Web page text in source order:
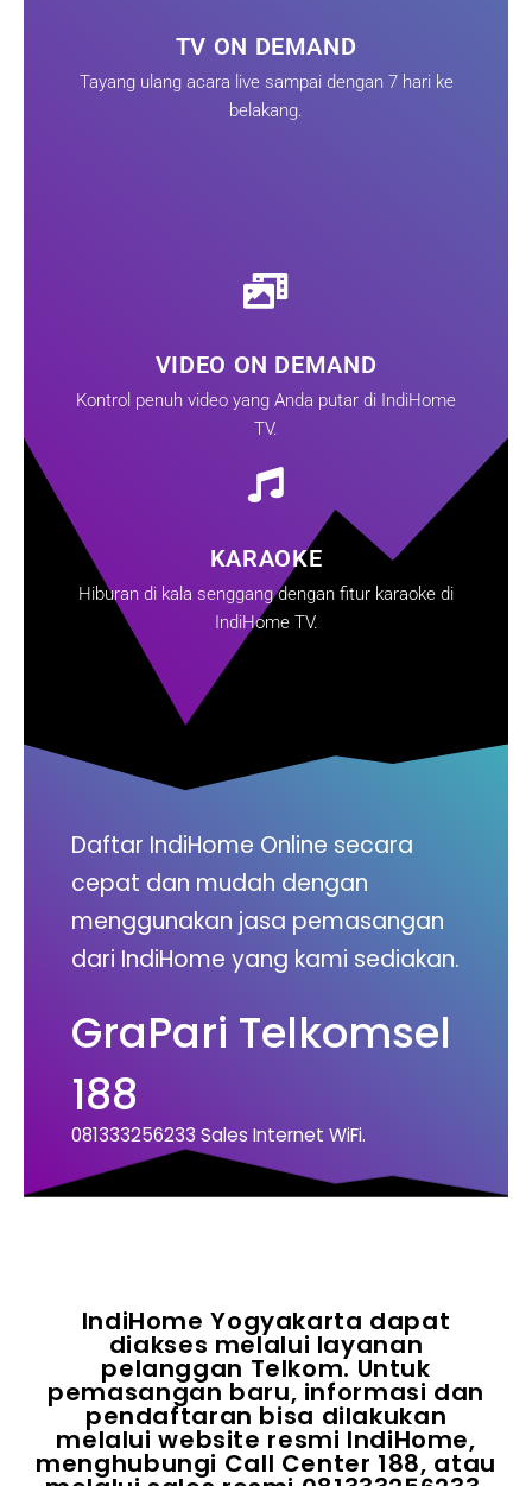
TV ON DEMAND
Tayang ulang acara live sampai dengan 7 hari ke
belakang.
VIDEO ON DEMAND
Kontrol penuh video yang Anda putar di IndiHome
TV.
KARAOKE
Hiburan di kala senggang dengan fitur karaoke di
IndiHome TV.
Daftar IndiHome Online secara
cepat dan mudah dengan
menggunakan jasa pemasangan
dari IndiHome yang kami sediakan.
GraPari Telkomsel
188
081333256233 Sales Internet WiFi.
IndiHome Yogyakarta dapat
diakses melalui layanan
pelanggan Telkom. Untuk
pemasangan baru, informasi dan
pendaftaran bisa dilakukan
melalui website resmi IndiHome,
menghubungi Call Center 188, atau